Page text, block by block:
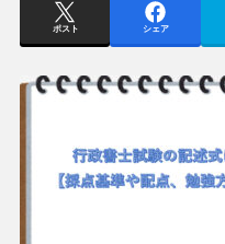
ポスト シェア